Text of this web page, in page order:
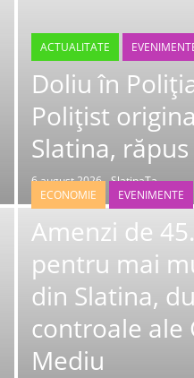
ACTUALITATE
Doliu în
Polițist
Slatina,
6 august 2026 SlatinaTa
ECONOMIE EVENIMENTE
Amenzi de
pentru mai
din Slatina,
controale ale
Mediu